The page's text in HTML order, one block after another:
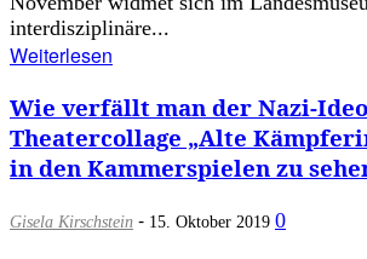
interdisziplinäre...
Weiterlesen
Wie verfällt man der Nazi-
Theatercollage „Alte
in den Kammerspielen zu
Gisela Kirschstein - 15. Oktober 2019 0